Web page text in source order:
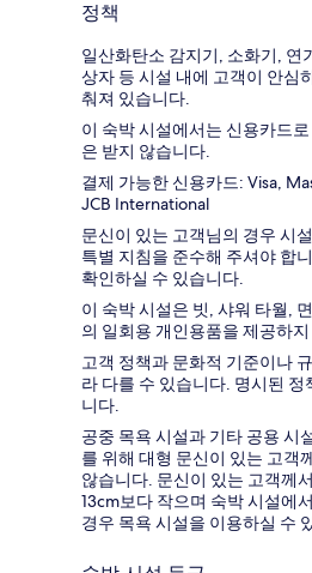
정책
일산화탄소 감지기, 소화기, 연
상자 등 시설 내에 고객이 안심
춰져 있습니다.
이 숙박 시설에서는 신용카드
은 받지 않습니다.
결제 가능한 신용카드: Visa,
JCB International
문신이 있는 고객님의 경우 시
특별 지침을 준수해 주셔야 합
확인하실 수 있습니다.
이 숙박 시설은 빗, 샤워 타월,
의 일회용 개인용품을 제공하
고객 정책과 문화적 기준이나
라 다를 수 있습니다. 명시된
니다.
공중 목욕 시설과 기타 공용 시
를 위해 대형 문신이 있는 고객
않습니다. 문신이 있는 고객께
13cm보다 작으며 숙박 시설에
경우 목욕 시설을 이용하실 수